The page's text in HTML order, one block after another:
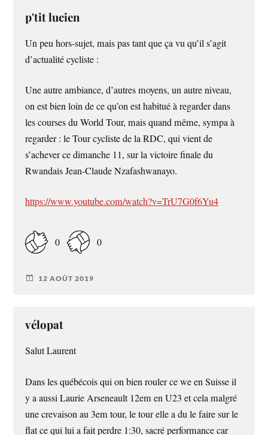
p'tit lucien
Un peu hors-sujet, mais pas tant que ça vu qu’il s’agit
d’actualité cycliste :
Une autre ambiance, d’autres moyens, un autre niveau,
on est bien loin de ce qu’on est habitué à regarder dans
les courses du World Tour, mais quand même, sympa à
regarder : le Tour cycliste de la RDC, qui vient de
s’achever ce dimanche 11, sur la victoire finale du
Rwandais Jean-Claude Nzafashwanayo.
https://www.youtube.com/watch?v=TrU7G0f6Yu4
0 0
12 AOÛT 2019
vélopat
Salut Laurent
Dans les québécois qui on bien rouler ce we en Suisse il
y a aussi Laurie Arseneault 12em en U23 et cela malgré
une crevaison au 3em tour, le tour elle a du le faire sur le
flat ce qui lui a fait perdre 1:30, sacré performance car